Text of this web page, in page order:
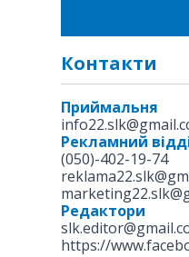
Контакти
Приймальня
Рекламний
(050)-402-19-74
Редактори
https://